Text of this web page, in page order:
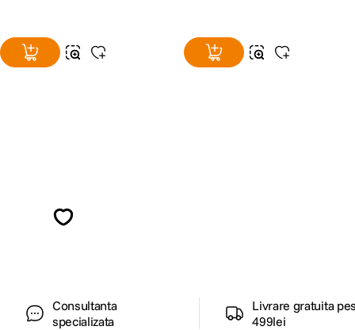
Consultanta
specializata
Livrare gratuita
499lei